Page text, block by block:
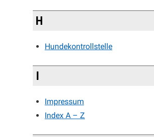
H
Hundekontrollstelle
I
Impressum
Index A – Z